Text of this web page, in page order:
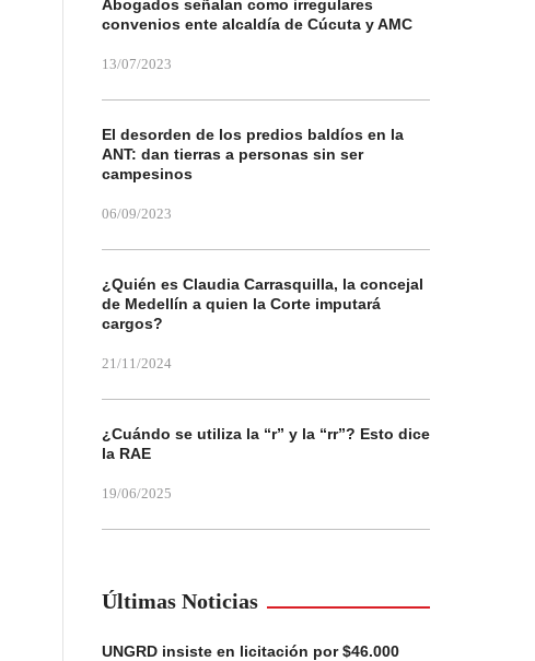
Abogados señalan como irregulares
convenios ente alcaldía de Cúcuta y AMC
13/07/2023
El desorden de los predios baldíos en la
ANT: dan tierras a personas sin ser
campesinos
06/09/2023
¿Quién es Claudia Carrasquilla, la concejal
de Medellín a quien la Corte imputará
cargos?
21/11/2024
¿Cuándo se utiliza la “r” y la “rr”? Esto dice
la RAE
19/06/2025
Últimas Noticias
UNGRD insiste en licitación por $46.000